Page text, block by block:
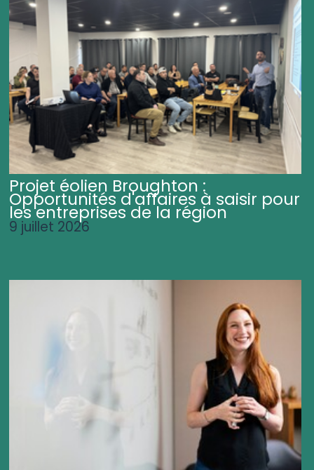
Projet éolien Broughton :
Opportunités d'affaires à saisir pour
les entreprises de la région
9 juillet 2026